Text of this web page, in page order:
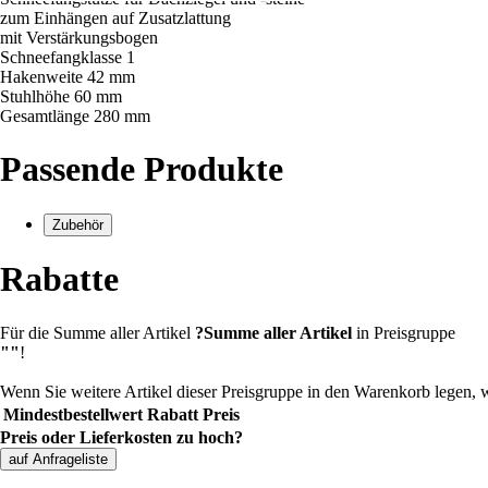
zum Einhängen auf Zusatzlattung
mit Verstärkungsbogen
Schneefangklasse 1
Hakenweite 42 mm
Stuhlhöhe 60 mm
Gesamtlänge 280 mm
Passende Produkte
Zubehör
Rabatte
Für die Summe aller Artikel ?Summe aller Artikel in Preisgruppe
""!
Wenn Sie weitere Artikel dieser Preisgruppe in den Warenkorb legen,
Mindestbestellwert Rabatt Preis
Preis oder Lieferkosten zu hoch?
auf Anfrageliste